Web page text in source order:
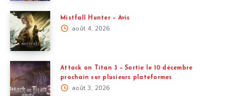
Mistfall Hunter – Avis
août 4, 2026
Attack on Titan 3 – Sortie le 10 décembre
prochain sur plusieurs plateformes
août 3, 2026